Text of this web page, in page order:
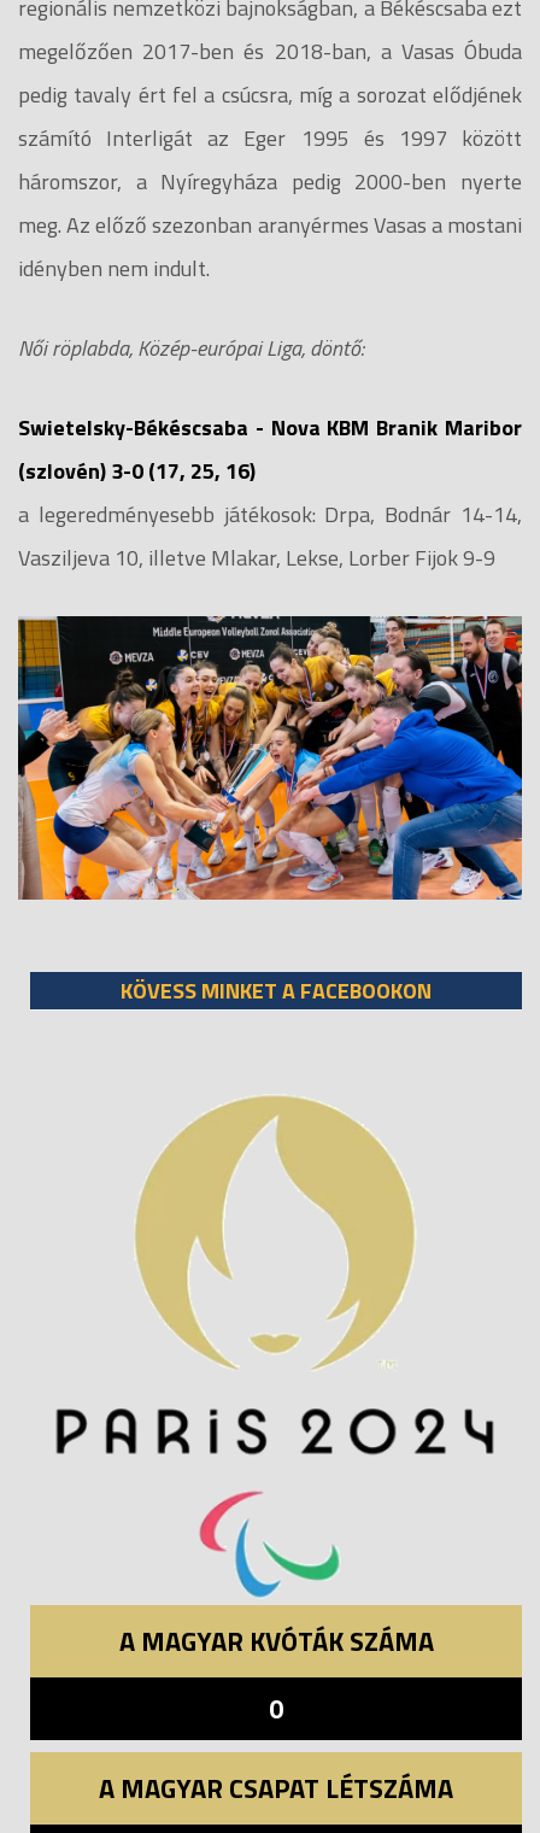
regionális nemzetközi bajnokságban, a Békéscsaba ezt
megelőzően 2017-ben és 2018-ban, a Vasas Óbuda
pedig tavaly ért fel a csúcsra, míg a sorozat elődjének
számító Interligát az Eger 1995 és 1997 között
háromszor, a Nyíregyháza pedig 2000-ben nyerte
meg. Az előző szezonban aranyérmes Vasas a mostani
idényben nem indult.
Női röplabda, Közép-európai Liga, döntő:
Swietelsky-Békéscsaba - Nova KBM Branik Maribor
(szlovén) 3-0 (17, 25, 16)
a legeredményesebb játékosok: Drpa, Bodnár 14-14,
Vasziljeva 10, illetve Mlakar, Lekse, Lorber Fijok 9-9
KÖVESS MINKET A FACEBOOKON
A MAGYAR KVÓTÁK SZÁMA
0
A MAGYAR CSAPAT LÉTSZÁMA